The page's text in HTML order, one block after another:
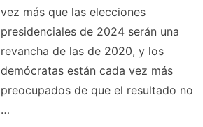
vez más que las elecciones
presidenciales de 2024 serán una
revancha de las de 2020, y los
demócratas están cada vez más
preocupados de que el resultado no
…